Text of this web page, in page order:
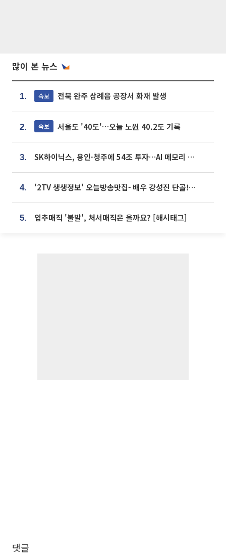
많이 본 뉴스
1. 속보 전북 완주 삼례읍 공장서 화재 발생
2. 속보 서울도 '40도'…오늘 노원 40.2도 기록
3. SK하이닉스, 용인·청주에 54조 투자…AI 메모리 생산기지 키운다
4. '2TV 생생정보' 오늘방송맛집- 배우 강성진 단골! 쌀국수ㆍ푸팟퐁 커리 맛집 '블○○○'
5. 입추매직 '불발', 처서매직은 올까요? [해시태그]
댓글